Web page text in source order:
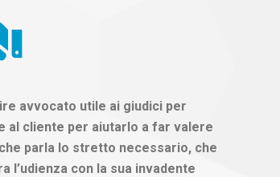
avvocato utile ai giudici per
al cliente per aiutarlo a far valere
parla lo stretto necessario, che
l’udienza con la sua invadente